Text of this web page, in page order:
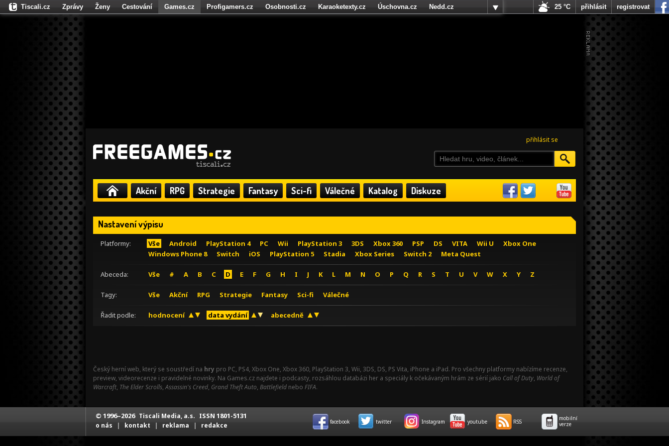
přihlásit se
Akční RPG Strategie Fantasy Sci-fi Válečné Katalog Diskuze
Nastavení výpisu
Platformy: Vše Android PlayStation 4 PC Wii PlayStation 3 3DS Xbox 360 PSP DS VITA Wii U
Xbox One
Windows Phone 8
Switch iOS PlayStation 5 Stadia Xbox Series Switch 2 Meta Quest
Abeceda: Vše # A B C D E F G H I J K L M N O P Q R S T U V W X Y Z
Tagy: Vše Akční RPG Strategie Fantasy Sci-fi Válečné
Řadit podle: hodnocení data vydání abecedně
Český herní web, který se soustředí na hry pro PC, PS4, Xbox One, Xbox 360, PlayStation 3, Wii, 3DS, DS, PS Vita, iPhone a iPad. Pro všechny platformy nabízíme recenze,
preview, videorecenze i pravidelné novinky. Na Games.cz najdete i podcasty, rozsáhlou databázi her a speciály k očekávaným hrám ze sérií jako Call of Duty, World of
Warcraft, The Elder Scrolls,Assassin's Creed, Grand Theft Auto, Battlefield nebo FIFA.
Tiscali.cz Zprávy Ženy Cestování Games.cz Profigamers.cz Osobnosti.cz Karaoketexty.cz Úschovna.cz
Nedd.cz
Fights.cz
25 °C přihlásit registrovat
© 1996–2026 Tiscali Media, a.s. ISSN 1801-5131
o nás | kontakt | reklama | redakce facebook twitter Instagram youtube RSS
mobilní
verze